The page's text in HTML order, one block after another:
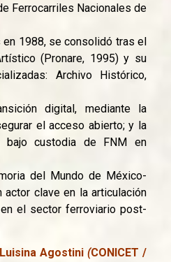
Ferrocarriles Nacionales de
en 1988, se consolidó tras el
(Pronare, 1995) y su
Archivo Histórico,
digital, mediante la
el acceso abierto; y la
bajo custodia de FNM en
del Mundo de México-
actor clave en la articulación
el sector ferroviario post-
Luisina Agostini(CONICET /